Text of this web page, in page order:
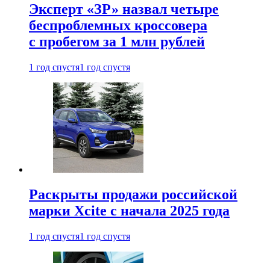
Эксперт «ЗР» назвал четыре
беспроблемных кроссовера
с пробегом за 1 млн рублей
1 год спустя1 год спустя
Раскрыты продажи российской
марки Xcite с начала 2025 года
1 год спустя1 год спустя